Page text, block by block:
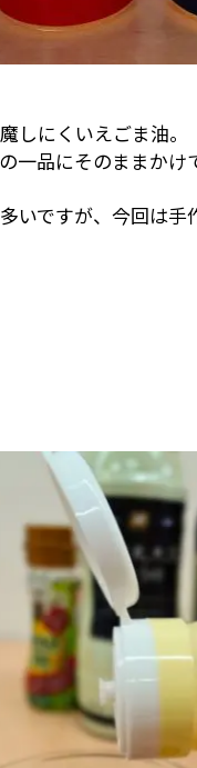
しにくいえごま油。
品にそのままかけ
いですが、今回は手